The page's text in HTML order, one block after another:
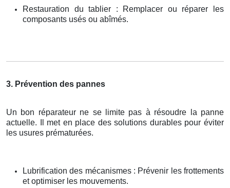
Restauration du tablier : Remplacer ou réparer les
composants usés ou abîmés.
3. Prévention des pannes
Un bon réparateur ne se limite pas à résoudre la panne
actuelle. Il met en place des solutions durables pour éviter
les usures prématurées.
Lubrification des mécanismes : Prévenir les frottements
et optimiser les mouvements.